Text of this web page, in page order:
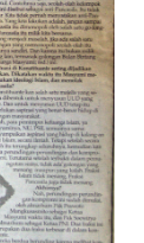
child
menu